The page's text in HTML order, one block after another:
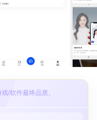
/软件最终品质。